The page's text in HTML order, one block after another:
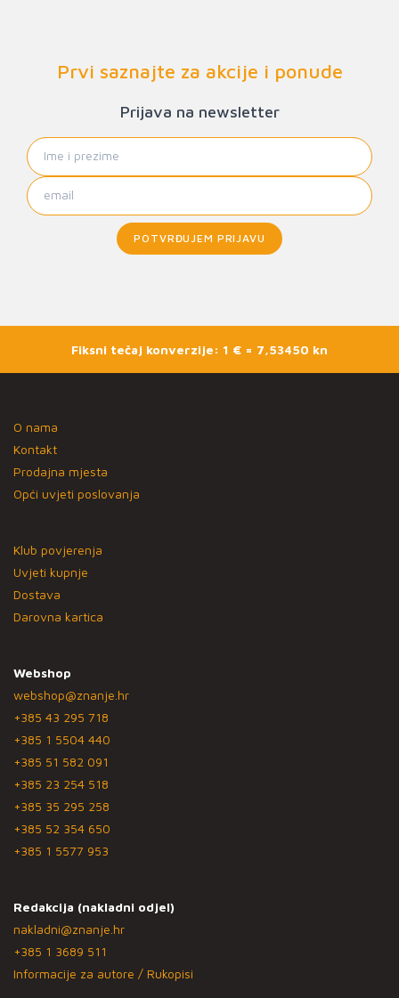
Prvi saznajte za akcije i ponude
Prijava na newsletter
POTVRĐUJEM PRIJAVU
Fiksni tečaj konverzije: 1 € = 7,53450 kn
O nama
Kontakt
Prodajna mjesta
Opći uvjeti poslovanja
Klub povjerenja
Uvjeti kupnje
Dostava
Darovna kartica
Webshop
webshop@znanje.hr
+385 43 295 718
+385 1 5504 440
+385 51 582 091
+385 23 254 518
+385 35 295 258
+385 52 354 650
+385 1 5577 953
Redakcija (nakladni odjel)
nakladni@znanje.hr
+385 1 3689 511
Informacije za autore / Rukopisi